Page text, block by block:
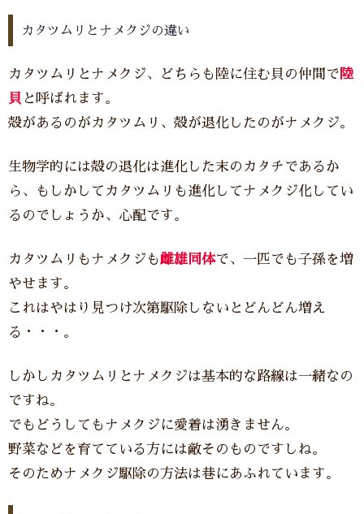
カタツムリとナメクジの違い
カタツムリとナメクジ、どちらも陸に住む貝の仲間で 陸
貝 と呼ばれます。
殻があるのがカタツムリ、殻が退化したのがナメクジ。
生物学的には殻の退化は進化した末のカタチであるか
ら、もしかしてカタツムリも進化してナメクジ化してい
るのでしょうか、心配です。
カタツムリもナメクジも雌雄同体で、一匹でも子孫を増
やせます。
これはやはり見つけ次第駆除しないとどんどん増え
る・・・。
しかしカタツムリとナメクジは基本的な路線は一緒なの
ですね。
でもどうしてもナメクジに愛着は湧きません。
野菜などを育てている方には敵そのものですしね。
そのためナメクジ駆除の方法は巷にあふれています。